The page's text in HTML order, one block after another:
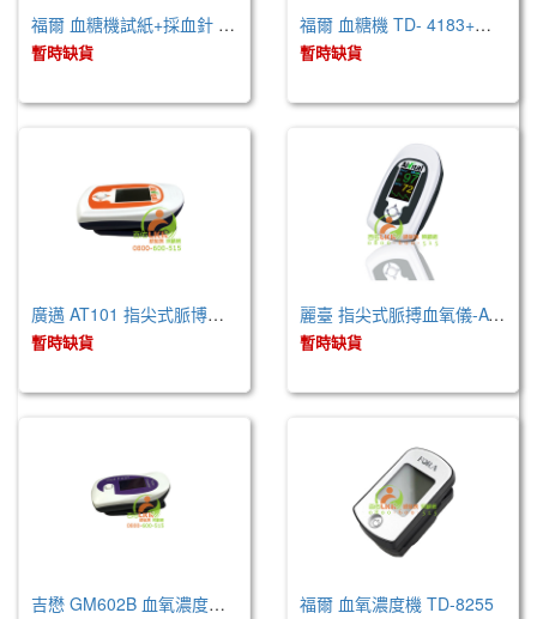
福爾 血糖機試紙+採血針 / 50支 (TD- 4183)
暫時缺貨
福爾 血糖機 TD- 4183+試紙+採血筆 / 50組
暫時缺貨
廣邁 AT101 指尖式脈博血氧儀
暫時缺貨
麗臺 指尖式脈搏血氧儀-AT101B
暫時缺貨
吉懋 GM602B 血氧濃度測定儀器 福爾 血氧濃度機 TD-8255